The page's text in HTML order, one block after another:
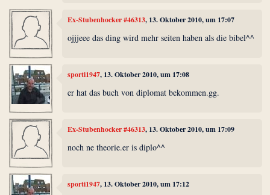
Ex-Stubenhocker #46313, 13. Oktober 2010, um 17:07
ojjjeee das ding wird mehr seiten haben als die bibel^^
sporti1947, 13. Oktober 2010, um 17:08
er hat das buch von diplomat bekommen.gg.
Ex-Stubenhocker #46313, 13. Oktober 2010, um 17:09
noch ne theorie.er is diplo^^
sporti1947, 13. Oktober 2010, um 17:12